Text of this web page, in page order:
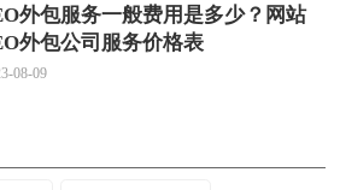
外包服务一般费用是多少？网站
外包公司服务价格表
08-09